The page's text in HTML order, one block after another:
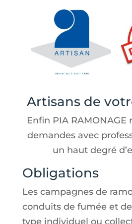
Artisans de
Enfin PIA RAMONAGE
demandes avec
un haut degré
Obligations
Les campagnes de
conduits de fumée et
type individuel ou